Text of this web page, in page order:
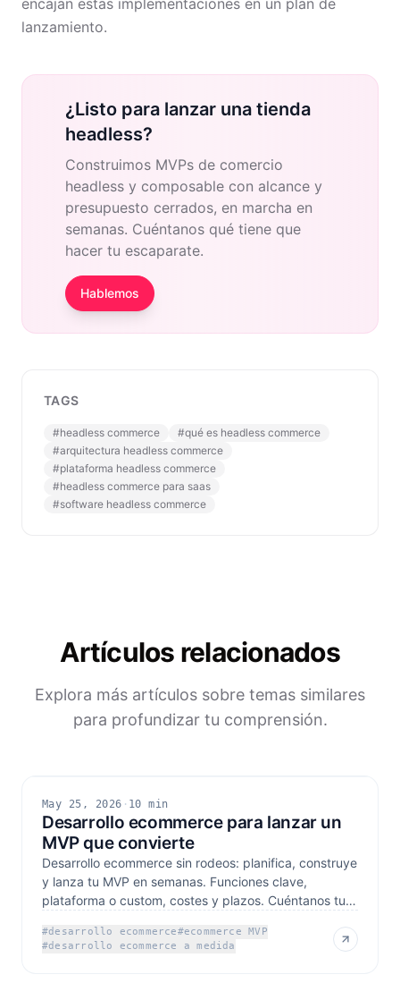
encajan estas implementaciones en un plan de
lanzamiento.
¿Listo para lanzar una tienda
headless?
Construimos MVPs de comercio
headless y composable con alcance y
presupuesto cerrados, en marcha en
semanas. Cuéntanos qué tiene que
hacer tu escaparate.
Hablemos
TAGS
#headless commerce #qué es headless commerce
#arquitectura headless commerce
#plataforma headless commerce
#headless commerce para saas
#software headless commerce
Artículos relacionados
Explora más artículos sobre temas similares
para profundizar tu comprensión.
May 25, 2026 · 10 min
Desarrollo ecommerce para lanzar un
MVP que convierte
Desarrollo ecommerce sin rodeos: planifica, construye
y lanza tu MVP en semanas. Funciones clave,
plataforma o custom, costes y plazos. Cuéntanos tu
#desarrollo ecommerce#ecommerce MVP
#desarrollo ecommerce a medida